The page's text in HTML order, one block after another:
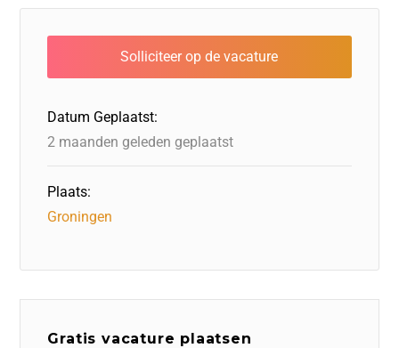
e
b
o
o
k
e
dI
n
er o
d
o
a
d
s
s
A
p
l
Datum Geplaatst:
2 maanden geleden geplaatst
Plaats:
Groningen
Gratis vacature plaatsen